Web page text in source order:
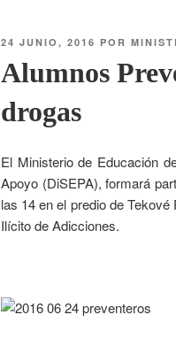
24 JUNIO, 2016 POR
Alumnos
drogas
El Ministerio de Educación
Apoyo (DiSEPA), formará
las 14 en el predio de
Ilícito de Adicciones.